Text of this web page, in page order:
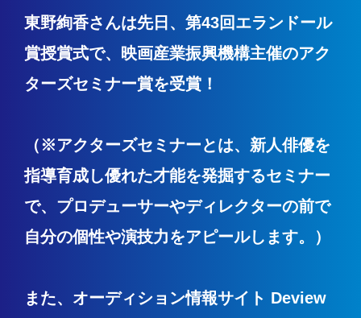
東野絢香さんは先日、第43回エランドール
賞授賞式で、映画産業振興機構主催のアク
ターズセミナー賞を受賞！
（※アクターズセミナーとは、新人俳優を
指導育成し優れた才能を発掘するセミナー
で、プロデューサーやディレクターの前で
自分の個性や演技力をアピールします。）
また、オーディション情報サイト Deview